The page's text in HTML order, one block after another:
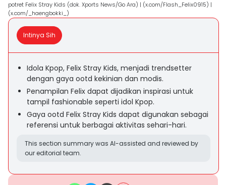
potret Felix Stray Kids (dok. Xports News/Go Ara) | (x.com/Flash_Felix0915) |
(x.com/_haengbokki_)
Intinya Sih
Idola Kpop, Felix Stray Kids, menjadi trendsetter
dengan gaya ootd kekinian dan modis.
Penampilan Felix dapat dijadikan inspirasi untuk
tampil fashionable seperti idol Kpop.
Gaya ootd Felix Stray Kids dapat digunakan sebagai
referensi untuk berbagai aktivitas sehari-hari.
This section summary was AI-assisted and reviewed by
our editorial team.